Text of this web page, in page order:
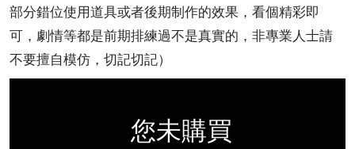
部分錯位使用道具或者後期制作的效果，看個精彩即
可，劇情等都是前期排練過不是真實的，非專業人士請
不要擅自模仿，切記切記）
您未購買